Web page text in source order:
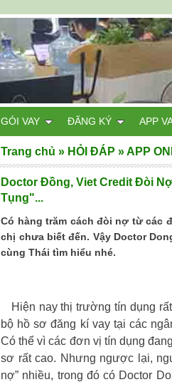
Doctor Đồng, Viet Credit Đòi
Tụng"...
Có hàng trăm cách đòi nợ từ các
chị chưa biết đến. Vậy Doctor
cùng Thái tìm hiểu nhé.
Hiện nay thị trường tín dụng
bộ hồ sơ đăng kí vay tại các
Có thể vì các đơn vị tín dụng
sơ rất cao. Nhưng ngược lại,
nợ” nhiều, trong đó có Doctor
Trang chủ » HỎI ĐÁP »APP
GÓI VAY ĐĂNG KÝ APP